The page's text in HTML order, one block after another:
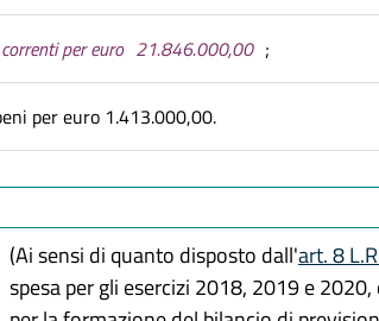
per euro 21.846.000,00 ;
per euro 1.413.000,00.
(Ai sensi di quanto disposto dall'art. 8
spesa per gli esercizi 2018, 2019 e